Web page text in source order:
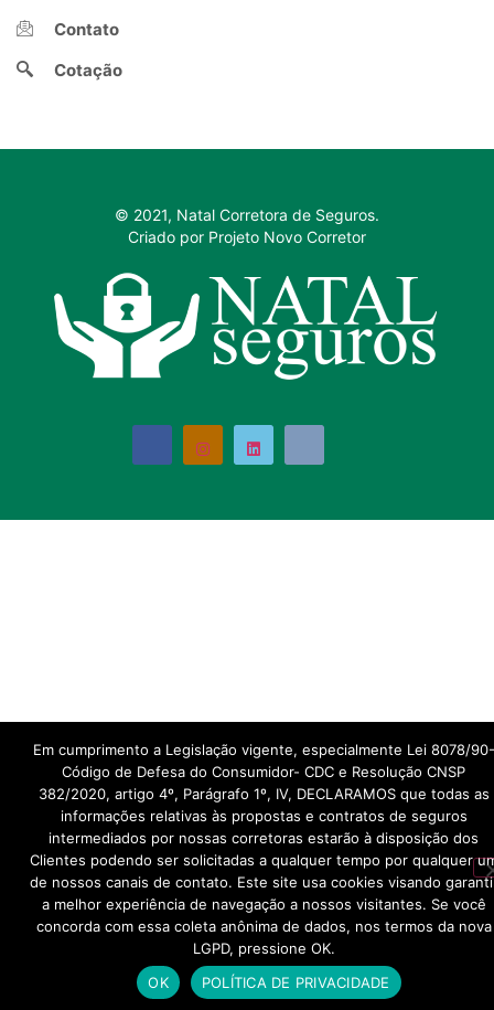
Contato
Cotação
© 2021, Natal Corretora de Seguros.
Criado por Projeto Novo Corretor
Precisa de ajuda?
Em cumprimento a Legislação vigente, especialmente Lei 8078/90-
Código de Defesa do Consumidor- CDC e Resolução CNSP
382/2020, artigo 4º, Parágrafo 1º, IV, DECLARAMOS que todas as
informações relativas às propostas e contratos de seguros
intermediados por nossas corretoras estarão à disposição dos
Clientes podendo ser solicitadas a qualquer tempo por qualquer
de nossos canais de contato. Este site usa cookies visando
a melhor experiência de navegação a nossos visitantes. Se você
concorda com essa coleta anônima de dados, nos termos da nova
LGPD, pressione OK.
OK
POLÍTICA DE PRIVACIDADE